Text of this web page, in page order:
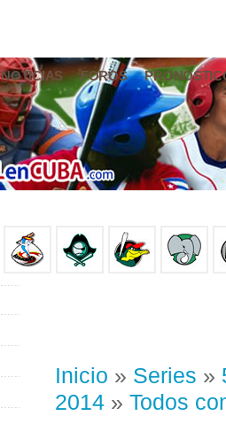
NOTICIAS FOROS
Inicio » Series »
2014 » Todos